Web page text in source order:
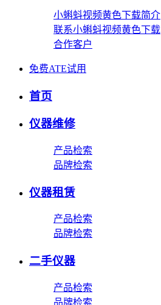
小蝌蚪视频黄色下载简介
联系小蝌蚪视频黄色下载
合作客户
免费ATE试用
首页
仪器维修
产品检索
品牌检索
仪器租赁
产品检索
品牌检索
二手仪器
产品检索
品牌检索